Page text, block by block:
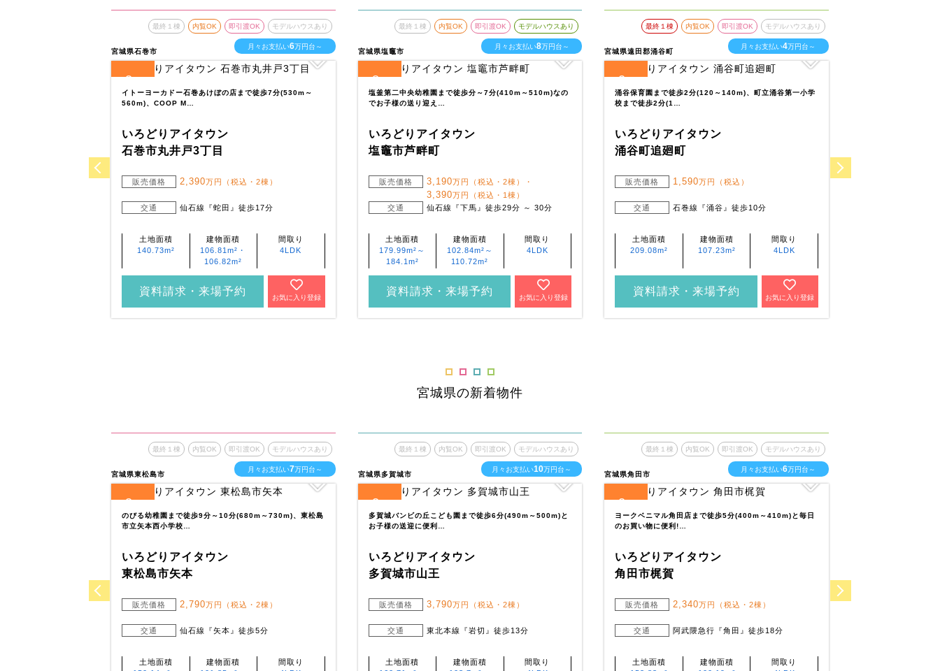
宮城県石巻市
最終１棟 内覧OK 即引渡OK モデルハウスあり
月々お支払い6万円台～
3
イトーヨーカドー石巻あけぼの店まで徒歩7分(530m～
560m)、COOP M…
いろどりアイタウン
石巻市丸井戸3丁目
販売価格 2,390万円（税込・2棟）
交通 仙石線『蛇田』徒歩17分
土地面積
140.73m²
建物面積
106.81m²・
106.82m²
間取り
4LDK
資料請求・来場予約
お気に入り登録
宮城県塩竈市
最終１棟 内覧OK 即引渡OK モデルハウスあり
月々お支払い8万円台～
8
塩釜第二中央幼稚園まで徒歩分～7分(410m～510m)なの
でお子様の送り迎え…
いろどりアイタウン
塩竈市芦畔町
販売価格 3,190万円（税込・2棟）・
3,390万円（税込・1棟）
交通
仙石線『下馬』徒歩29分 ～ 30分
土地面積
179.99m²～
184.1m²
建物面積
102.84m²～
110.72m²
間取り
4LDK
資料請求・来場予約
お気に入り登録
宮城県遠田郡涌谷町
最終１棟 内覧OK 即引渡OK モデルハウスあり
月々お支払い4万円台～
2
涌谷保育園まで徒歩2分(120～140m)、町立涌谷第一小学
校まで徒歩2分(1…
いろどりアイタウン
涌谷町追廻町
販売価格 1,590万円（税込）
交通 石巻線『涌谷』徒歩10分
土地面積
209.08m²
建物面積
107.23m²
間取り
4LDK
資料請求・来場予約
お気に入り登録
宮城県の新着物件
宮城県東松島市
最終１棟 内覧OK 即引渡OK モデルハウスあり
月々お支払い7万円台～
3
のびる幼稚園まで徒歩9分～10分(680m～730m)、東松島
市立矢本西小学校…
いろどりアイタウン
東松島市矢本
販売価格 2,790万円（税込・2棟）
交通 仙石線『矢本』徒歩5分
土地面積
建物面積
間取り
宮城県多賀城市
最終１棟 内覧OK 即引渡OK モデルハウスあり
月々お支払い10万円台～
2
多賀城バンビの丘こども園まで徒歩6分(490m～500m)と
お子様の送迎に便利…
いろどりアイタウン
多賀城市山王
販売価格 3,790万円（税込・2棟）
交通 東北本線『岩切』徒歩13分
土地面積
建物面積
間取り
宮城県角田市
最終１棟 内覧OK 即引渡OK モデルハウスあり
月々お支払い6万円台～
2
ヨークベニマル角田店まで徒歩5分(400m～410m)と毎日
のお買い物に便利!…
いろどりアイタウン
角田市梶賀
販売価格 2,340万円（税込・2棟）
交通 阿武隈急行『角田』徒歩18分
土地面積
建物面積
間取り